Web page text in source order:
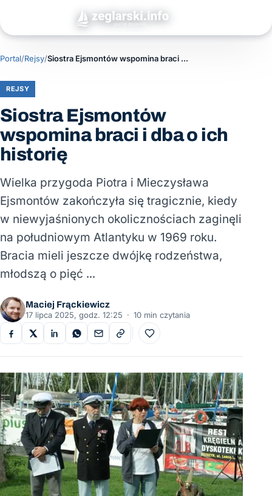
Portal/Rejsy/ Siostra Ejsmontów wspomina braci i dba o ich historię
REJSY
Siostra Ejsmontów
wspomina braci i dba o ich
historię
Wielka przygoda Piotra i Mieczysława
Ejsmontów zakończyła się tragicznie, kiedy
w niewyjaśnionych okolicznościach zaginęli
na południowym Atlantyku w 1969 roku.
Bracia mieli jeszcze dwójkę rodzeństwa,
młodszą o pięć …
Maciej Frąckiewicz
17 lipca 2025, godz. 12:25 · 10 min czytania
Do ulubionych